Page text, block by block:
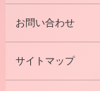
お問い合わせ
サイトマップ